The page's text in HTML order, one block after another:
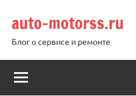
содержимому
auto-motorss.ru
Блог о сервисе и ремонте